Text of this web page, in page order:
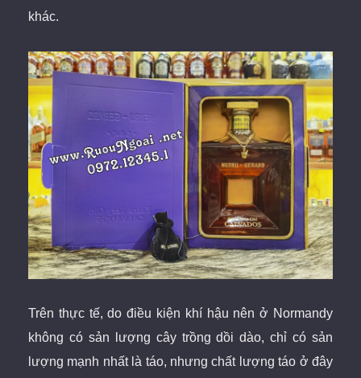
khác.
Trên thực tế, do điều kiện khí hậu nên ở Normandy
không có sản lượng cây trồng dồi dào, chỉ có sản
lượng mạnh nhất là táo, nhưng chất lượng táo ở đây